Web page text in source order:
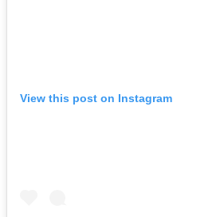
View this post on Instagram